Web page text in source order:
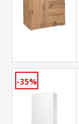
-35%